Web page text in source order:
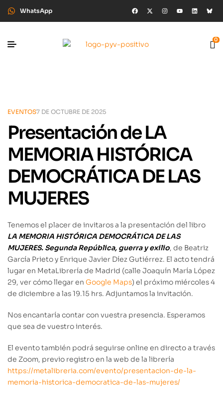
WhatsApp
0
EVENTOS7 DE OCTUBRE DE 2025
Presentación de LA
MEMORIA HISTÓRICA
DEMOCRÁTICA DE LAS
MUJERES
Tenemos el placer de invitaros a la presentación del libro
LA MEMORIA HISTÓRICA DEMOCRÁTICA DE LAS
MUJERES. Segunda República, guerra y exilio, de Beatriz
García Prieto y Enrique Javier Díez Gutiérrez. El acto tendrá
lugar en MetaLibrería de Madrid (calle Joaquín María López
29, ver cómo llegar en Google Maps) el próximo miércoles 4
de diciembre a las 19.15 hrs. Adjuntamos la invitación.
Nos encantaría contar con vuestra presencia. Esperamos
que sea de vuestro interés.
El evento también podrá seguirse online en directo a través
de Zoom, previo registro en la web de la librería
https://metalibreria.com/evento/presentacion-de-la-
memoria-historica-democratica-de-las-mujeres/